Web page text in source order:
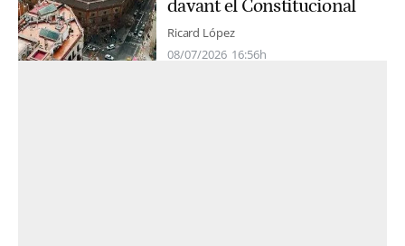
davant el Constitucional
Ricard López
08/07/2026 16:56h